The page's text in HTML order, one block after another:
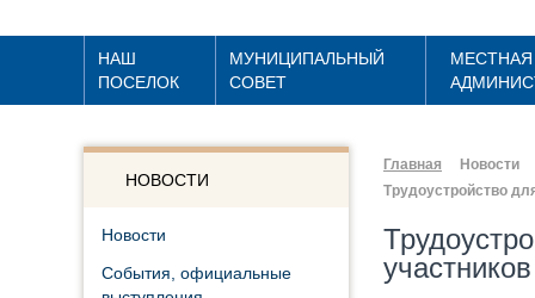
НАШ
ПОСЕЛОК
МУНИЦИПАЛЬНЫЙ
СОВЕТ
МЕСТНАЯ
НОВОСТИ
Новости
События, официальные
Главная
Новости
Трудоустройство